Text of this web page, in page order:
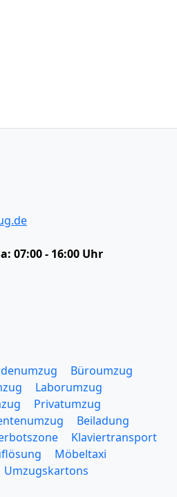
07:00 - 16:00 Uhr
Büroumzug
Laborumzug
Privatumzug
Beiladung
Klaviertransport
Möbeltaxi
Umzugskartons